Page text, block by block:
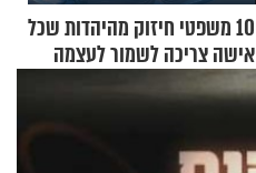
10 משפטי חיזוק מהיהדות שכל
אישה צריכה לשמור לעצמה